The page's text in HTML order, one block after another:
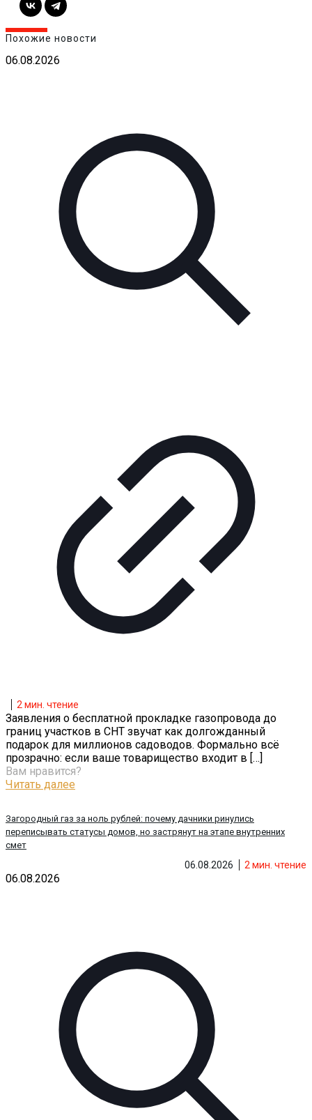
Похожие новости
06.08.2026
2 мин. чтение
06.08.2026
Загородный газ за ноль рублей: почему дачники ринулись
переписывать статусы домов, но застрянут на этапе внутренних
смет
2 мин. чтение
Заявления о бесплатной прокладке газопровода до
границ участков в СНТ звучат как долгожданный
подарок для миллионов садоводов. Формально всё
прозрачно: если ваше товарищество входит в […]
Вам нравится?
Читать далее
06.08.2026